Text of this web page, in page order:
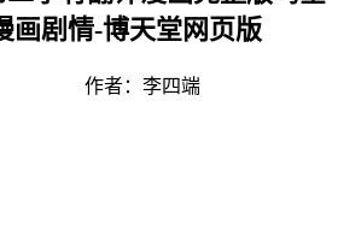
画剧情-博天堂网页版
作者： 李四端